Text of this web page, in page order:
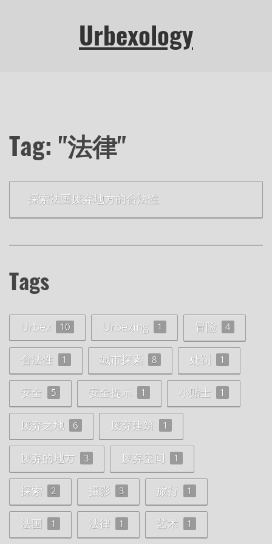
Urbexology
Tag: "法律"
探索法国废弃地方的合法性
Tags
Urbex 10 Urbexing 1 冒险 4
合法性 1 城市探索 8 处罚 1
安全 5 安全提示 1 小贴士 1
废弃之地 6 废弃建筑 1
废弃的地方 3 废弃空间 1
探索 2 摄影 3 旅行 1
法国 1 法律 1 艺术 1